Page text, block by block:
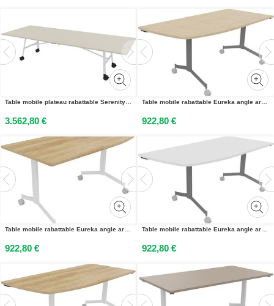
Table mobile plateau rabattable Serenity 320 x 120 cm Orme Blanchi – Pied Blanc
3.562,80 €
Table mobile rabattable Eureka angle arrondi à gauche - L.170 x P.80 cm - Plateau Chêne - Pieds Aluminium
922,80 €
Table mobile rabattable Eureka angle arrondi à droite - L.170 x P.80 cm - Plateau Chêne Nebraska - Pieds Blanc
922,80 €
Table mobile rabattable Eureka angle arrondi à gauche - L.170 x P.80 cm - Plateau Blanc - Pieds Aluminium
922,80 €